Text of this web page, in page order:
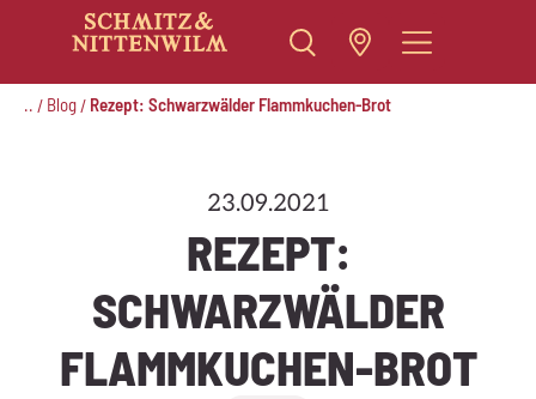
springen
.. / Blog / Rezept: Schwarzwälder Flammkuchen-Brot
23.09.2021
REZEPT:
SCHWARZWÄLDER
FLAMMKUCHEN-BROT